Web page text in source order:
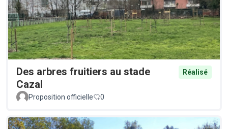
Des arbres fruitiers au stade
Cazal
Réalisé
Proposition officielle 0